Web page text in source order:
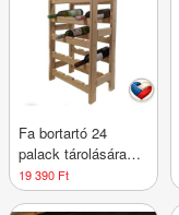
Fa bortartó 24
palack tárolására
44×90×25 cm cseh
gyártmány
19 390 Ft